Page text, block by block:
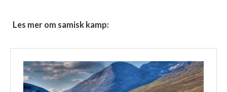
Les mer om samisk kamp: